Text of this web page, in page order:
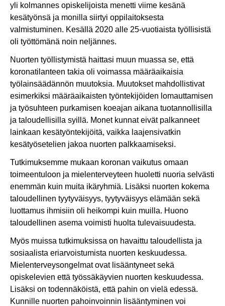
yli kolmannes opiskelijoista menetti viime kesänä
kesätyönsä ja monilla siirtyi oppilaitoksesta
valmistuminen. Kesällä 2020 alle 25-vuotiaista työllisistä
oli työttömänä noin neljännes.
Nuorten työllistymistä haittasi muun muassa se, että
koronatilanteen takia oli voimassa määräaikaisia
työlainsäädännön muutoksia. Muutokset mahdollistivat
esimerkiksi määräaikaisten työntekijöiden lomauttamisen
ja työsuhteen purkamisen koeajan aikana tuotannollisilla
ja taloudellisilla syillä. Monet kunnat eivät palkanneet
lainkaan kesätyöntekijöitä, vaikka laajensivatkin
kesätyösetelien jakoa nuorten palkkaamiseksi.
Tutkimuksemme mukaan koronan vaikutus omaan
toimeentuloon ja mielenterveyteen huoletti nuoria selvästi
enemmän kuin muita ikäryhmiä. Lisäksi nuorten kokema
taloudellinen tyytyväisyys, tyytyväisyys elämään sekä
luottamus ihmisiin oli heikompi kuin muilla. Huono
taloudellinen asema voimisti huolta tulevaisuudesta.
Myös muissa tutkimuksissa on havaittu taloudellista ja
sosiaalista eriarvoistumista nuorten keskuudessa.
Mielenterveysongelmat ovat lisääntyneet sekä
opiskelevien että työssäkäyvien nuorten keskuudessa.
Lisäksi on todennäköistä, että pahin on vielä edessä.
Kunnille nuorten pahoinvoinnin lisääntyminen voi